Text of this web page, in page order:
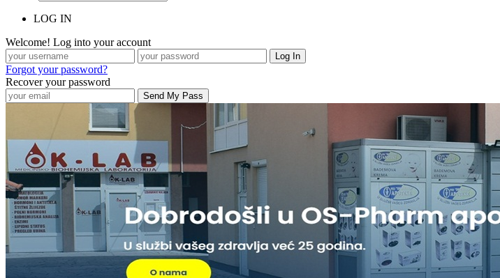
LOG IN
Welcome! Log into your account
Forgot your password?
Recover your password